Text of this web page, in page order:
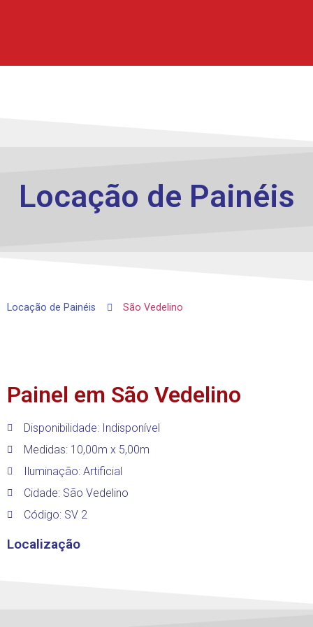
Locação de Painéis
Locação de Painéis São Vedelino
Painel em São Vedelino
Disponibilidade: Indisponível
Medidas: 10,00m x 5,00m
Iluminação: Artificial
Cidade: São Vedelino
Código: SV 2
Localização